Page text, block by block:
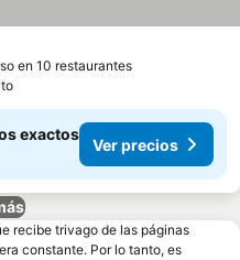
en 10 restaurantes
exactos
Ver precios
recibe trivago de las páginas
constante. Por lo tanto, es